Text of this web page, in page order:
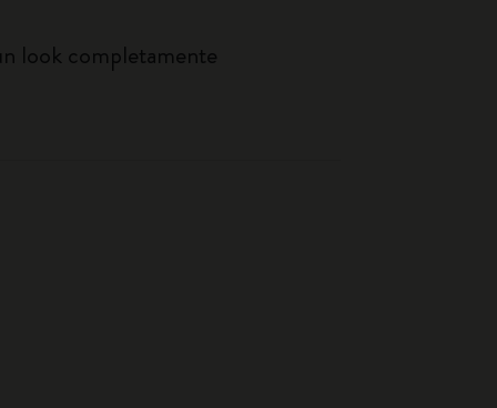
look completamente